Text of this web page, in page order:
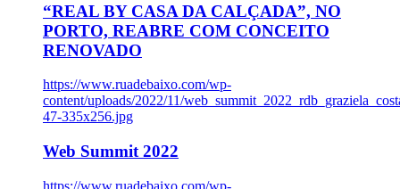
“REAL BY CASA DA CALÇADA”, NO
PORTO, REABRE COM CONCEITO
RENOVADO
https://www.ruadebaixo.com/wp-
content/uploads/2022/11/
47-335x256.jpg
Web Summit 2022
https://www.ruadebaixo.com/wp-